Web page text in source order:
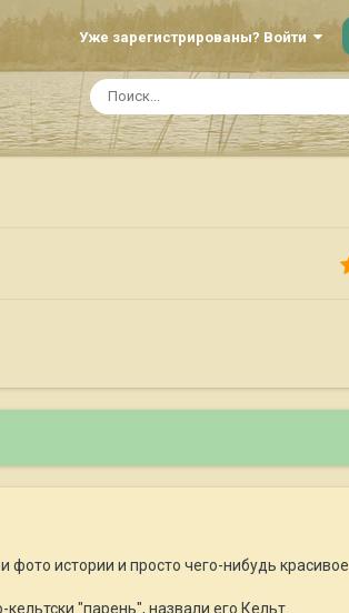
Уже зарегистрированы? Войти
истории и просто чего-нибудь красивое
"парень", назвали его Кельт.